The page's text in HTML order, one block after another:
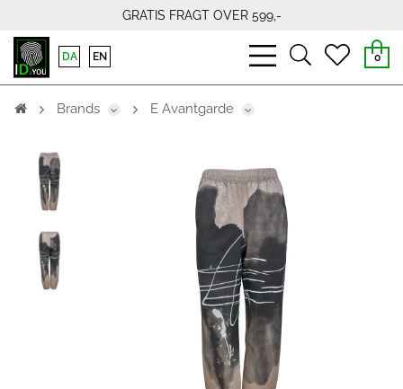
GRATIS FRAGT OVER 599,-
bars
light
searchheart
0
DA EN
Brands E Avantgarde